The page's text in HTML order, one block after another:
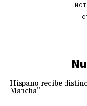
Hispano recibe
Mancha”